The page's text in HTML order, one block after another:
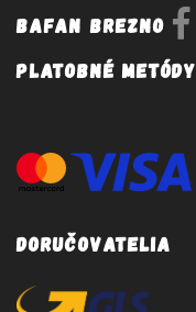
Bafan Brezno
Platobné metódy
Doručovatelia